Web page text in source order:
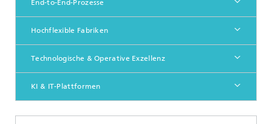
End-to-End-Prozesse
Hochflexible Fabriken
Technologische & Operative Exzellenz
KI & IT-Plattformen